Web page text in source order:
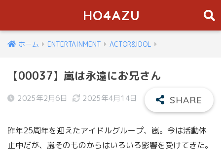
HO4AZU
ホーム ENTERTAINMENT ACTOR&IDOL
【00037】嵐は永遠にお兄さん
2025年2月6日 2025年4月14日
昨年25周年を迎えたアイドルグループ、嵐。今は活動休
止中だが、嵐そのものからはいろいろ影響を受けてきた。